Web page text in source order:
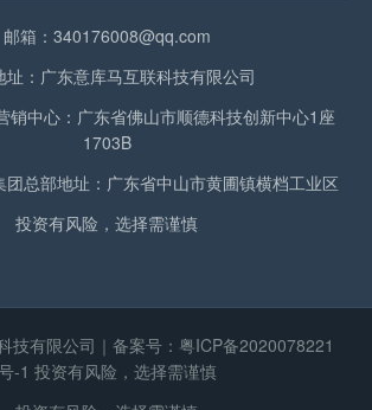
邮箱：340176008@qq.com
址：广东意库马互联科技有限公司
销中心：广东省佛山市顺德科技创新中心1座
1703B
总部地址：广东省中山市黄圃镇横档工业区
投资有风险，选择需谨慎
技有限公司｜备案号： 粤ICP备2020078221
-1 投资有风险，选择需谨慎